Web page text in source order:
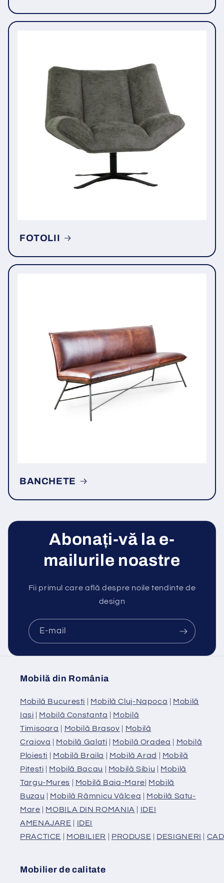
FOTOLII
BANCHETE
Abonați-vă la e-
mailurile noastre
Fii primul care află despre noile tendinte de
design
E-mail
Mobilă din România
Mobilă Bucuresti | Mobilă Cluj-Napoca | Mobilă
Iasi | Mobilă Constanta | Mobilă
Timisoara | Mobilă Brasov | Mobilă
Craiova | Mobilă Galati | Mobilă Oradea | Mobilă
Ploiesti | Mobilă Braila | Mobilă Arad | Mobilă
Pitesti | Mobilă Bacau | Mobilă Sibiu | Mobilă
Targu-Mures | Mobilă Baia-Mare| Mobilă
Buzau | Mobilă Râmnicu Vâlcea | Mobilă Satu-
Mare | MOBILA DIN ROMANIA | IDEI
AMENAJARE | IDEI
PRACTICE | MOBILIER | PRODUSE | DESIGNERI |
Mobilier de calitate